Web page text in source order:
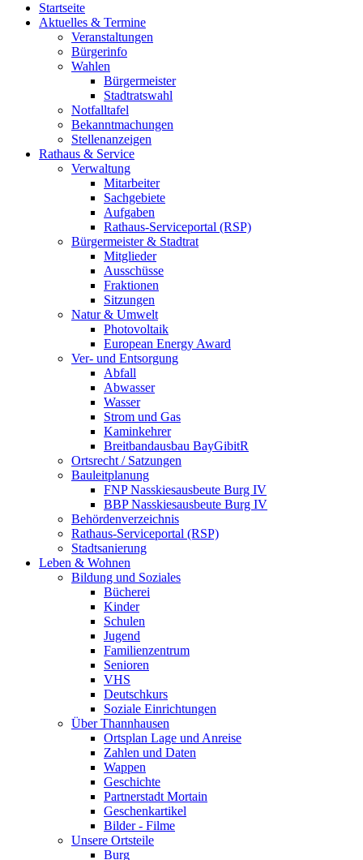
Startseite
Aktuelles & Termine
Veranstaltungen
Bürgerinfo
Wahlen
Bürgermeister
Stadtratswahl
Notfalltafel
Bekanntmachungen
Stellenanzeigen
Rathaus & Service
Verwaltung
Mitarbeiter
Sachgebiete
Aufgaben
Rathaus-Serviceportal (RSP)
Bürgermeister & Stadtrat
Mitglieder
Ausschüsse
Fraktionen
Sitzungen
Natur & Umwelt
Photovoltaik
European Energy Award
Ver- und Entsorgung
Abfall
Abwasser
Wasser
Strom und Gas
Kaminkehrer
Breitbandausbau BayGibitR
Ortsrecht / Satzungen
Bauleitplanung
FNP Nasskiesausbeute Burg IV
BBP Nasskiesausbeute Burg IV
Behördenverzeichnis
Rathaus-Serviceportal (RSP)
Stadtsanierung
Leben & Wohnen
Bildung und Soziales
Bücherei
Kinder
Schulen
Jugend
Familienzentrum
Senioren
VHS
Deutschkurs
Soziale Einrichtungen
Über Thannhausen
Ortsplan Lage und Anreise
Zahlen und Daten
Wappen
Geschichte
Partnerstadt Mortain
Geschenkartikel
Bilder - Filme
Unsere Ortsteile
Burg